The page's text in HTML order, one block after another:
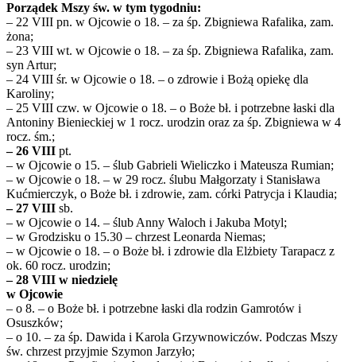
Porządek Mszy św. w tym tygodniu:
– 22 VIII pn. w Ojcowie o 18. – za śp. Zbigniewa Rafalika, zam.
żona;
– 23 VIII wt. w Ojcowie o 18. – za śp. Zbigniewa Rafalika, zam.
syn Artur;
– 24 VIII śr. w Ojcowie o 18. – o zdrowie i Bożą opiekę dla
Karoliny;
– 25 VIII czw. w Ojcowie o 18. – o Boże bł. i potrzebne łaski dla
Antoniny Bienieckiej w 1 rocz. urodzin oraz za śp. Zbigniewa w 4
rocz. śm.;
– 26 VIII pt.
– w Ojcowie o 15. – ślub Gabrieli Wieliczko i Mateusza Rumian;
– w Ojcowie o 18. – w 29 rocz. ślubu Małgorzaty i Stanisława
Kućmierczyk, o Boże bł. i zdrowie, zam. córki Patrycja i Klaudia;
– 27 VIII sb.
– w Ojcowie o 14. – ślub Anny Waloch i Jakuba Motyl;
– w Grodzisku o 15.30 – chrzest Leonarda Niemas;
– w Ojcowie o 18. – o Boże bł. i zdrowie dla Elżbiety Tarapacz z
ok. 60 rocz. urodzin;
– 28 VIII w niedzielę
w Ojcowie
– o 8. – o Boże bł. i potrzebne łaski dla rodzin Gamrotów i
Osuszków;
– o 10. – za śp. Dawida i Karola Grzywnowiczów. Podczas Mszy
św. chrzest przyjmie Szymon Jarzyło;